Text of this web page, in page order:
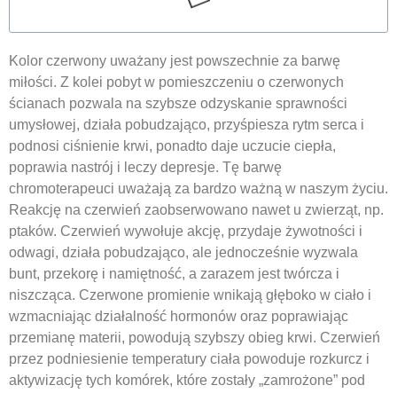
Kolor czerwony uważany jest powszechnie za barwę
miłości. Z kolei pobyt w pomieszczeniu o czerwonych
ścianach pozwala na szybsze odzyskanie sprawności
umysłowej, działa pobudzająco, przyśpiesza rytm serca i
podnosi ciśnienie krwi, ponadto daje uczucie ciepła,
poprawia nastrój i leczy depresje. Tę barwę
chromoterapeuci uważają za bardzo ważną w naszym życiu.
Reakcję na czerwień zaobserwowano nawet u zwierząt, np.
ptaków. Czerwień wywołuje akcję, przydaje żywotności i
odwagi, działa pobudzająco, ale jednocześnie wyzwala
bunt, przekorę i namiętność, a zarazem jest twórcza i
niszcząca. Czerwone promienie wnikają głęboko w ciało i
wzmacniając działalność hormonów oraz poprawiając
przemianę materii, powodują szybszy obieg krwi. Czerwień
przez podniesienie temperatury ciała powoduje rozkurcz i
aktywizację tych komórek, które zostały „zamrożone” pod